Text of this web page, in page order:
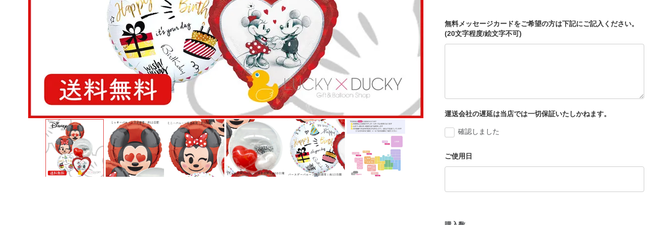
無料メッセージカードをご希望の方は下記にご記入ください。
(20文字程度/絵文字不可)
運送会社の遅延は当店では一切保証いたしかねます。
確認しました
ご使用日